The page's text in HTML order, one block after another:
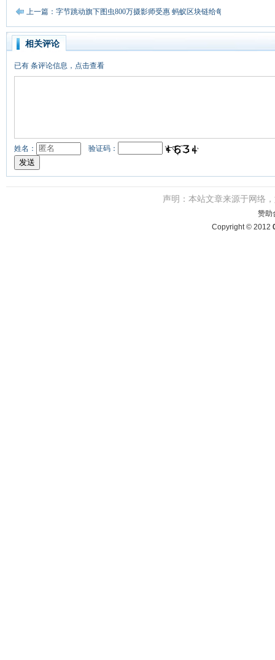
上一篇：字节跳动旗下图虫800万摄影师受惠 蚂蚁区块链给每张图片上电子
相关评论
已有 条评论信息，点击查看
姓名： 验证码：
声明：本站文章来源于网络
赞助
Copyright © 2012